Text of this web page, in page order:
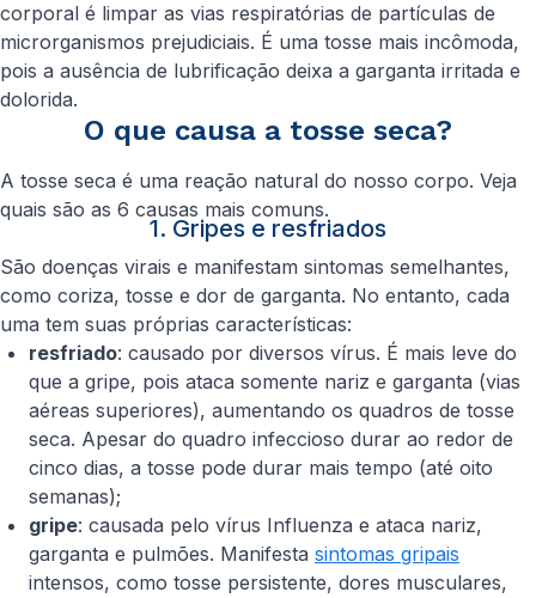
corporal é limpar as vias respiratórias de partículas de
microrganismos prejudiciais. É uma tosse mais incômoda,
pois a ausência de lubrificação deixa a garganta irritada e
dolorida.
O que causa a tosse seca?
A tosse seca é uma reação natural do nosso corpo. Veja
quais são as 6 causas mais comuns.
1. Gripes e resfriados
São doenças virais e manifestam sintomas semelhantes,
como coriza, tosse e dor de garganta. No entanto, cada
uma tem suas próprias características:
resfriado: causado por diversos vírus. É mais leve do
que a gripe, pois ataca somente nariz e garganta (vias
aéreas superiores), aumentando os quadros de tosse
seca. Apesar do quadro infeccioso durar ao redor de
cinco dias, a tosse pode durar mais tempo (até oito
semanas);
gripe: causada pelo vírus Influenza e ataca nariz,
garganta e pulmões. Manifesta sintomas gripais
intensos, como tosse persistente, dores musculares,